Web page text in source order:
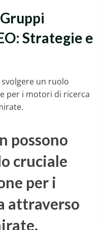
Strategie e
un ruolo
per i motori di ricerca
possono
cruciale
per i
attraverso